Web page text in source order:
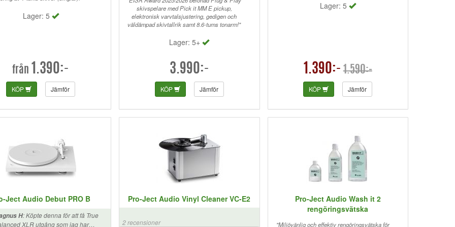
Lager: 5
från 1.390:-
KÖP Jämför
skivspelare med Pick it MM E pickup,
elektronisk varvtalsjustering, gedigen och
väldämpad skivtallrik samt 8.6-tums tonarm!"
Lager: 5+
3.990:-
KÖP Jämför
Lager: 5
1.390:- 1.590:-
KÖP Jämför
Ject Audio Debut PRO B
H: Köpte denna för att få True
XLR utgång som jag har
Pro-Ject Audio Vinyl Cleaner VC-E2
2 recensioner
Pro-Ject Audio Wash it 2
rengöringsvätska
"Miljövänlig och effektiv rengöringsvätska för